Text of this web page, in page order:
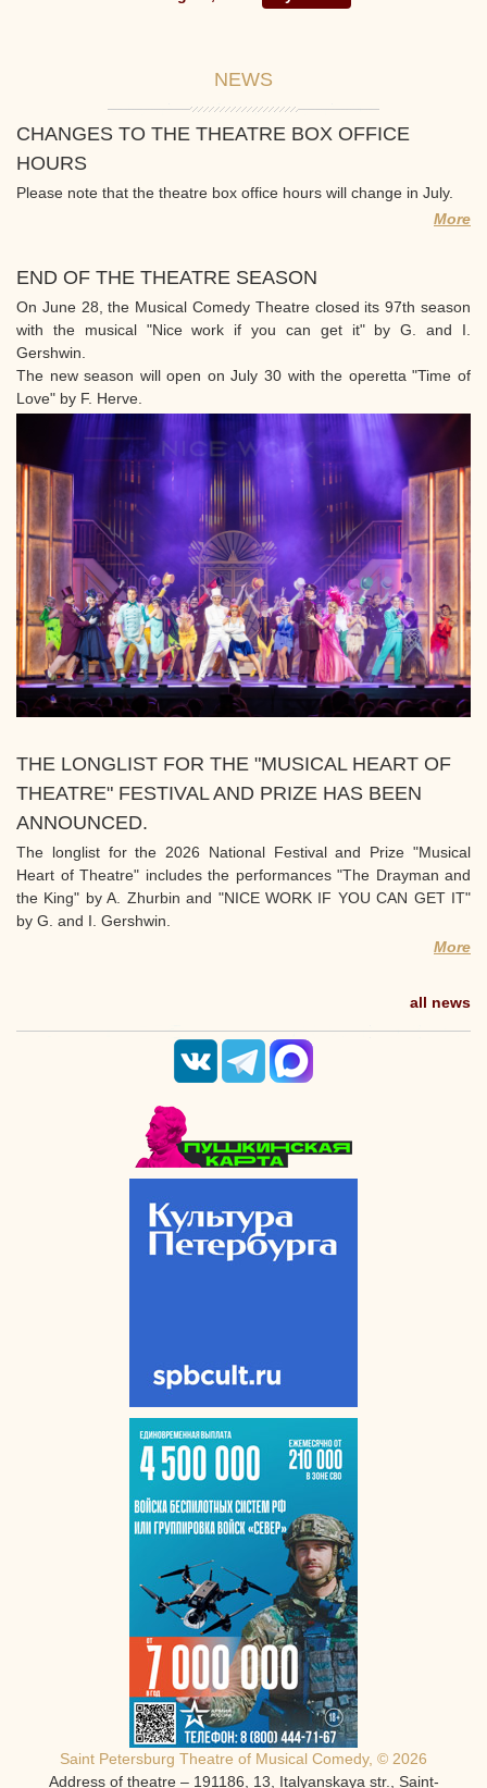
NEWS
CHANGES TO THE THEATRE BOX OFFICE
HOURS
Please note that the theatre box office hours will change in July.
More
END OF THE THEATRE SEASON
On June 28, the Musical Comedy Theatre closed its 97th season
with the musical "Nice work if you can get it" by G. and I.
Gershwin.
The new season will open on July 30 with the operetta "Time of
Love" by F. Herve.
THE LONGLIST FOR THE "MUSICAL HEART OF
THEATRE" FESTIVAL AND PRIZE HAS BEEN
ANNOUNCED.
The longlist for the 2026 National Festival and Prize "Musical
Heart of Theatre" includes the performances "The Drayman and
the King" by A. Zhurbin and "NICE WORK IF YOU CAN GET IT"
by G. and I. Gershwin.
More
all news
Saint Petersburg Theatre of Musical Comedy, © 2026
Address of theatre – 191186, 13, Italyanskaya str., Saint-